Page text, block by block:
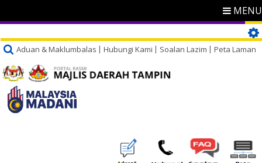
MENU
Aduan & Maklumbalas Hubungi Kami Soalan Lazim Peta Laman